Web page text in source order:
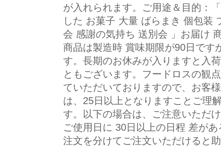
が入れられます。ご用途＆目的：
した お菓子 大量 ばらまき 個包装
会 感謝の気持ち 送別会 」お届け
商品は製造時 賞味期限が90日です
す。長期のお休みが入りますと入
ともございます。フードロスの観
ていただいておりますので、お客
は、25日以上となりますことご理
す。以下の場合は、ご注意いただ
ご使用日に 30日以上の日程 差が
注文を分けてご注文いただけると